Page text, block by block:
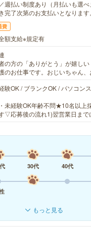
週払い制度あり（月払いも選
完了次第のお支払いとなります。
費
額支給※規定有
の方の「ありがとう」が嬉し
のお仕事です。おじいちゃん
験OK / ブランクOK / パソコン
未経験OK年齢不問★10名以上
▽応募後の流れ1)翌営業日ま
30代 40代
もっと見る